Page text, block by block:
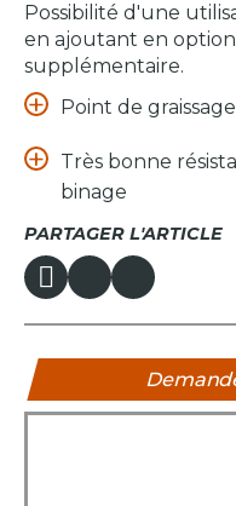
Point de
Très bonne
binage
PARTAGER L'ARTICLE
Possibilité d'une
en ajoutant en
supplémentaire.